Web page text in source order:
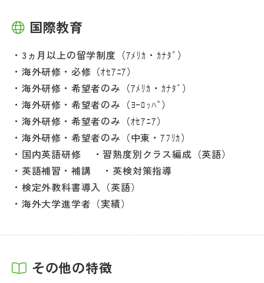
国際教育
3ヵ月以上の留学制度（ｱﾒﾘｶ・ｶﾅﾀﾞ）
海外研修・必修（ｵｾｱﾆｱ）
海外研修・希望者のみ（ｱﾒﾘｶ・ｶﾅﾀﾞ）
海外研修・希望者のみ（ﾖｰﾛｯﾊﾟ）
海外研修・希望者のみ（ｵｾｱﾆｱ）
海外研修・希望者のみ（中東・ｱﾌﾘｶ）
国内英語研修
習熟度別クラス編成（英語）
英語補習・補講
英検対策指導
検定外教科書導入（英語）
海外大学進学者（実績）
その他の特徴